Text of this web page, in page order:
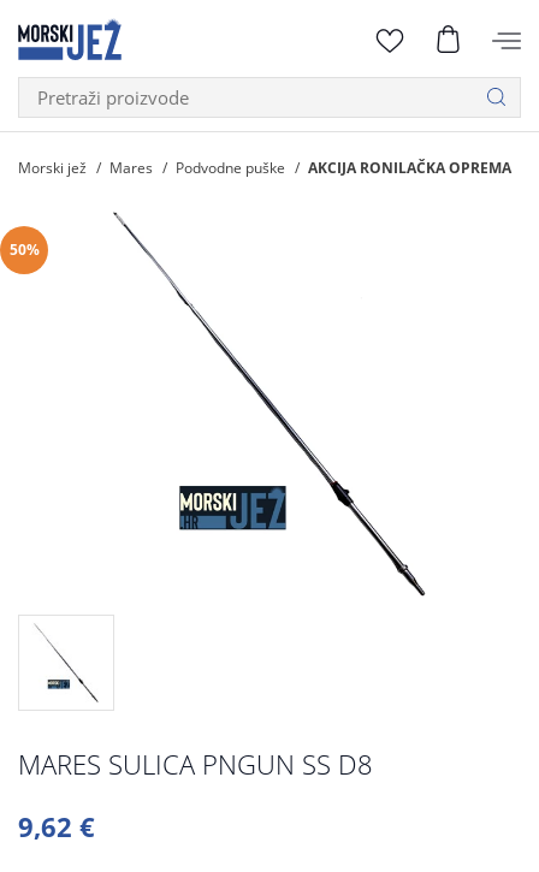
Morski jež Mares Podvodne puške AKCIJA RONILAČKA OPREMA
50%
MARES SULICA PNGUN SS D8
9,62 €